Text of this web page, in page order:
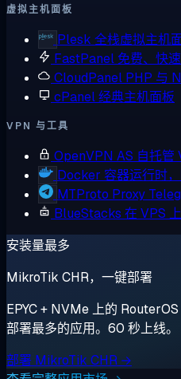
虚拟主机面板
Plesk 全栈虚拟主机
FastPanel 免费、快
CloudPanel PHP 与
cPanel经典主机面板
VPN 与工具
OpenVPN AS 自托管
Docker 容器运行时
MTProto Proxy
BlueStacks 在 VPS
安装量最多
MikroTik CHR，一键部署
EPYC + NVMe 上的
部署最多的应用。60 秒上线。
部署 MikroTik CHR →